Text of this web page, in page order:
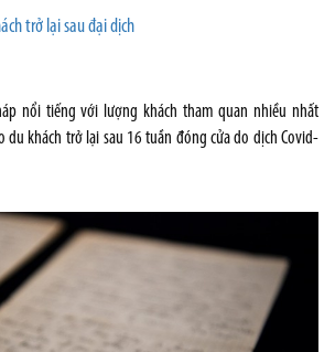
trở lại sau đại dịch
nổi tiếng với lượng khách tham quan nhiều nhất
du khách trở lại sau 16 tuần đóng cửa do dịch Covid-